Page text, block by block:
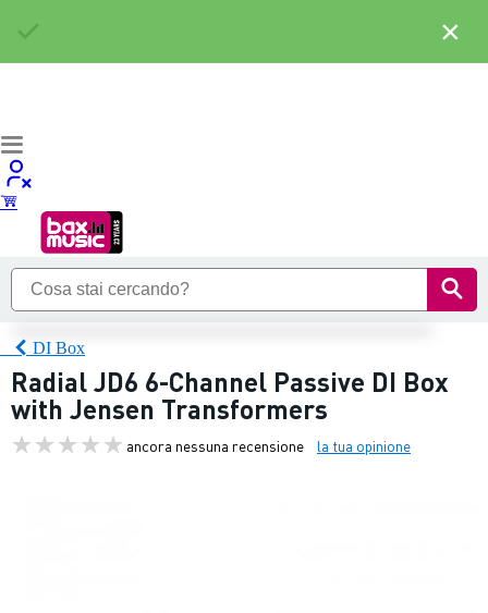
DI Box
Radial JD6 6-Channel Passive DI Box
with Jensen Transformers
ancora nessuna recensione la tua opinione
×